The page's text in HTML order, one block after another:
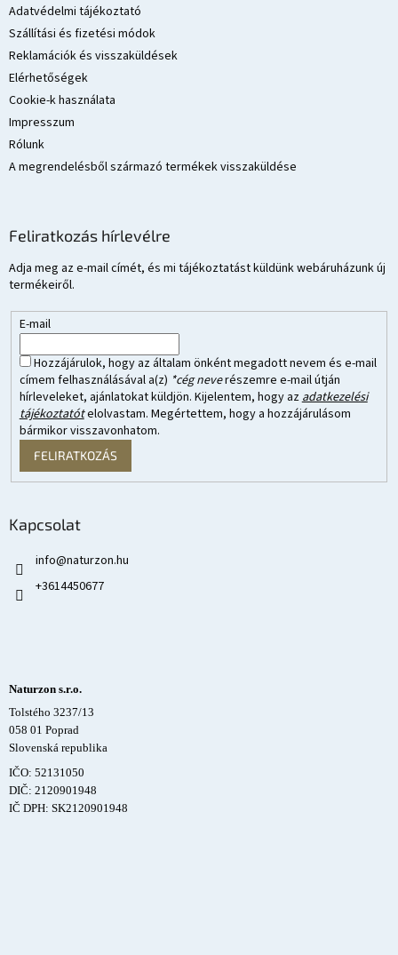
Adatvédelmi tájékoztató
Szállítási és fizetési módok
Reklamációk és visszaküldések
Elérhetőségek
Cookie-k használata
Impresszum
Rólunk
A megrendelésből származó termékek visszaküldése
Feliratkozás hírlevélre
Adja meg az e-mail címét, és mi tájékoztatást küldünk webáruházunk új
termékeiről.
E-mail
Hozzájárulok, hogy az általam önként megadott nevem és e-mail
címem felhasználásával a(z) *cég neverészemre e-mail útján
hírleveleket, ajánlatokat küldjön. Kijelentem, hogy azadatkezelési
tájékoztatótelolvastam. Megértettem, hogy a hozzájárulásom
bármikor visszavonhatom.
FELIRATKOZÁS
Kapcsolat
info@naturzon.hu
+3614450677
Naturzon s.r.o.
Tolstého 3237/13
058 01 Poprad
Slovenská republika
IČO: 52131050
DIČ: 2120901948
IČ DPH: SK2120901948